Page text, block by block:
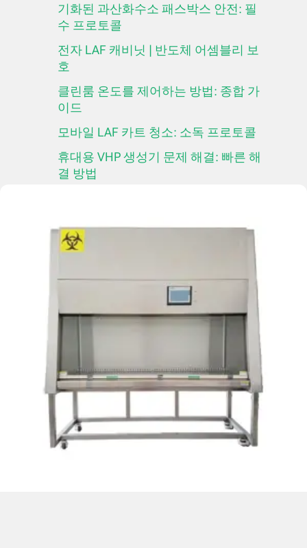
기화된 과산화수소 패스박스 안전: 필
수 프로토콜
전자 LAF 캐비닛 | 반도체 어셈블리 보
호
클린룸 온도를 제어하는 방법: 종합 가
이드
모바일 LAF 카트 청소: 소독 프로토콜
휴대용 VHP 생성기 문제 해결: 빠른 해
결 방법